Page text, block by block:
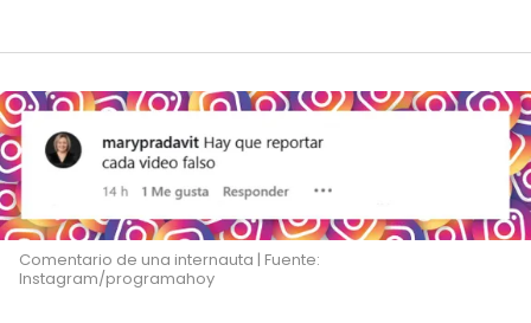
Comentario de una internauta | Fuente:
Instagram/programahoy